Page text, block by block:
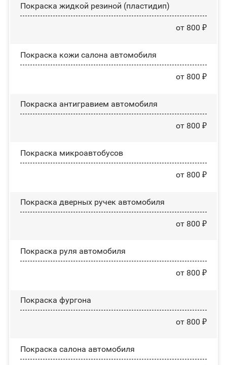
Покраска жидкой резиной (пластидип)
от 800 ₽
Покраска кожи салона автомобиля
от 800 ₽
Покраска антигравием автомобиля
от 800 ₽
Покраска микроавтобусов
от 800 ₽
Покраска дверных ручек автомобиля
от 800 ₽
Покраска руля автомобиля
от 800 ₽
Покраска фургона
от 800 ₽
Покраска салона автомобиля